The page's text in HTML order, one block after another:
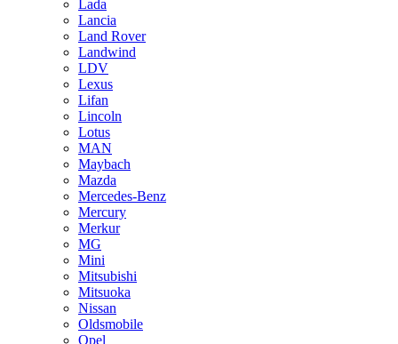
Lada
Lancia
Land Rover
Landwind
LDV
Lexus
Lifan
Lincoln
Lotus
MAN
Maybach
Mazda
Mercedes-Benz
Mercury
Merkur
MG
Mini
Mitsubishi
Mitsuoka
Nissan
Oldsmobile
Opel